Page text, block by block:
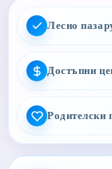
Лесно
Достъпни
Родителски